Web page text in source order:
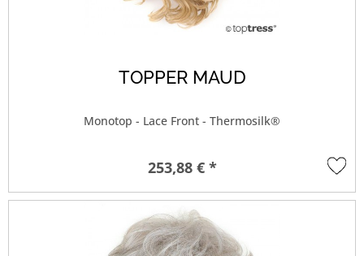
TOPPER MAUD
Monotop - Lace Front - Thermosilk®
253,88 € *